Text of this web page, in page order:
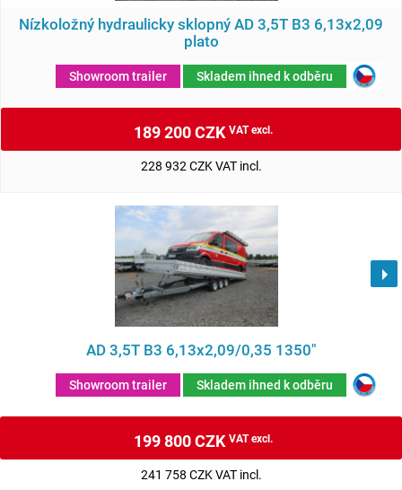
Nízkoložný hydraulicky sklopný AD 3,5T B3 6,13x2,09
plato
Showroom trailer Skladem ihned k odběru
189 200 CZKVAT excl.
228 932 CZK VAT incl.
AD 3,5T B3 6,13x2,09/0,35 1350"
Showroom trailer Skladem ihned k odběru
199 800 CZKVAT excl.
241 758 CZK VAT incl.